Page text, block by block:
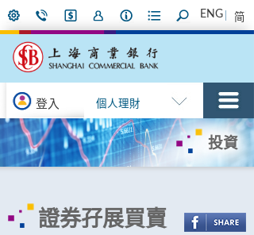
ENG 简
登入 個人理財
投資
證券孖展買賣